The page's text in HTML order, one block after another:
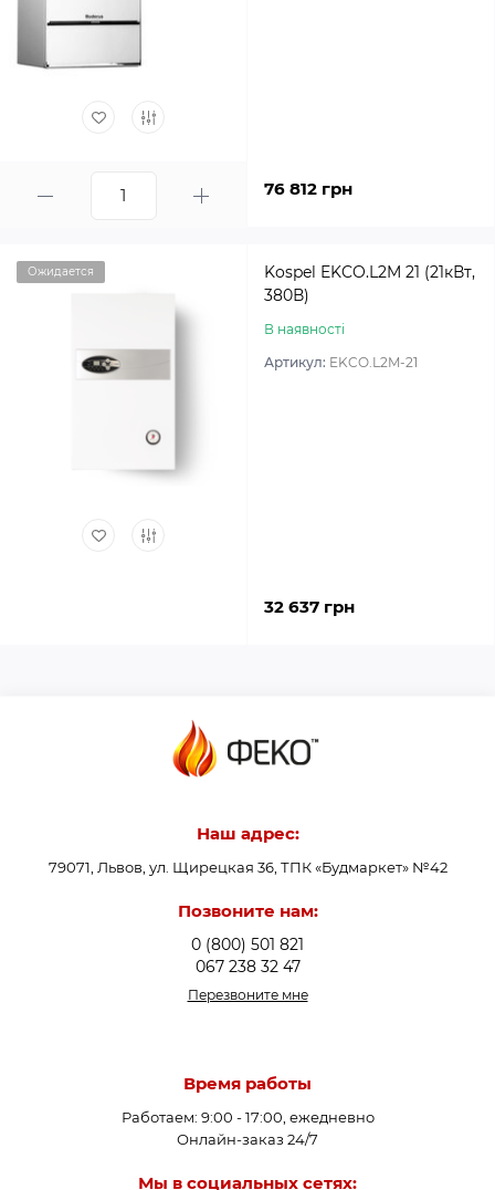
76 812 грн
Ожидается
Kospel EKCO.L2M 21 (21кВт,
380В)
В наявності
Артикул: EKCO.L2M-21
32 637 грн
Наш адрес:
79071, Львов, ул. Щирецкая 36, ТПК «Будмаркет» №42
Позвоните нам:
0 (800) 501 821
067 238 32 47
Перезвоните мне
Время работы
Работаем: 9:00 - 17:00, ежедневно
Онлайн-заказ 24/7
Мы в социальных сетях: